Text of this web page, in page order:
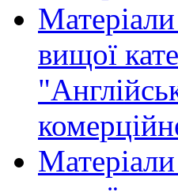
вищої